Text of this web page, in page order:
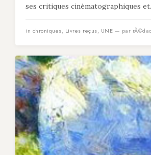
ses critiques cinématographiques
in chroniques, Livres reçus, UNE — par